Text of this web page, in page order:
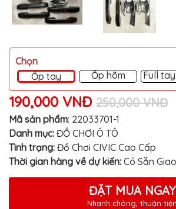
FORD
BMW
VOLVO
SUZUKI
PORSCHE
LEXUS
MG
Chọn
Ốp tay
Ốp hõm Full
190,000 VNĐ 250,000 VNĐ
Mã sản phẩm: 22033701-1
Danh mục: ĐỒ CHƠI Ô TÔ
Tình trạng: Đồ Chơi CIVIC Cao Cấp
Thời gian hàng về dự kiến: Có Sẵn
ĐẶT MUA NGAY
Nhanh chóng, thuận tiện